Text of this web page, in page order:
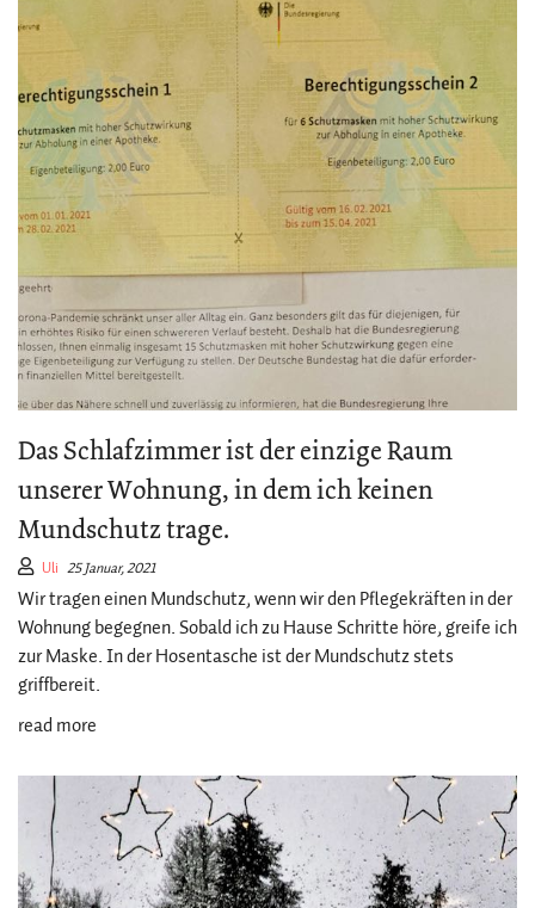
Das Schlafzimmer ist der einzige Raum
unserer Wohnung, in dem ich keinen
Mundschutz trage.
Uli 25 Januar, 2021
Wir tragen einen Mundschutz, wenn wir den Pflegekräften in der
Wohnung begegnen. Sobald ich zu Hause Schritte höre, greife ich
zur Maske. In der Hosentasche ist der Mundschutz stets
griffbereit.
read more